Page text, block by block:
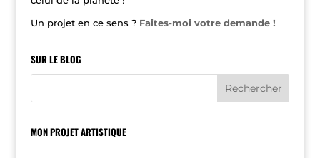
Un projet en ce sens ? Faites-moi votre demande !
SUR LE BLOG
MON PROJET ARTISTIQUE